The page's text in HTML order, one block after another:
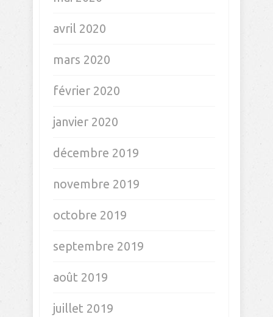
avril 2020
mars 2020
février 2020
janvier 2020
décembre 2019
novembre 2019
octobre 2019
septembre 2019
août 2019
juillet 2019